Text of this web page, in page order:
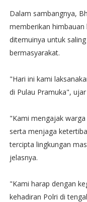
Dalam sambangnya,
memberikan
ditemuinya untuk
bermasyarakat.
"Hari ini kami
di Pulau Pramuka",
"Kami mengajak
serta menjaga
tercipta lingkungan
jelasnya.
"Kami harap dengan
kehadiran Polri di